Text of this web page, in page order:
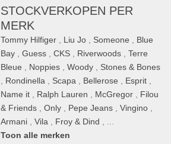
STOCKVERKOPEN PER
MERK
Tommy Hilfiger Liu Jo Someone
Blue
Bay ,Guess ,CKS Riverwoods ,Terre
Bleue
Noppies ,Woody
Stones & Bones
Rondinella Scapa Bellerose Esprit
Name it
Ralph Lauren McGregor
Filou
& Friends ,Only Pepe Jeans ,Vingino
Armani ,Vila Froy & Dind
Toon alle merken